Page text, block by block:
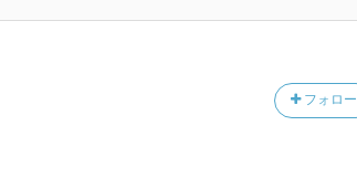
フォロー